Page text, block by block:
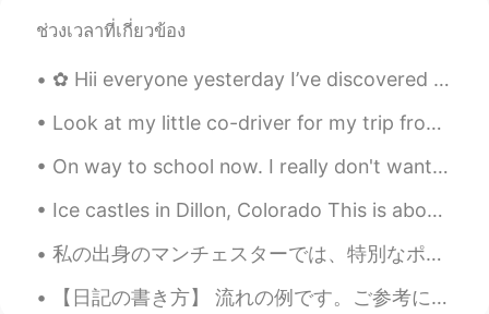
Please take some rest
EN JP
もしかして。。。季節的な憂鬱(ゆううつ)
Yukio 2020.01.12 10:34
る。
明日はもっと健康的な生活を する。
ช่วงเวลาที่เกี่ยวข้อง
✿ Hii everyone yesterday I’ve discovered a earlier way to pdf or download learning books instead ...
Look at my little co-driver for my trip from NY to TX. Before long he will be driving all by hims...
On way to school now. I really don't want to go to school! I didn't do my remaining homework. I d...
Ice castles in Dillon, Colorado This is about two hours away from where I live! They make the ice...
私の出身のマンチェスターでは、特別なポストボックスがあります。毎日、人々は意義を知らずに、そのポストボックスを通り過ぎて歩きます。 ９０年代に、その街の部分ではIRAによって爆撃されました。誰も...
【日記の書き方】 流れの例です。ご参考にどうぞ。 Have you ever... 問いで読み手をつかむ So today I... エピソードに入る I was like... ボケを...